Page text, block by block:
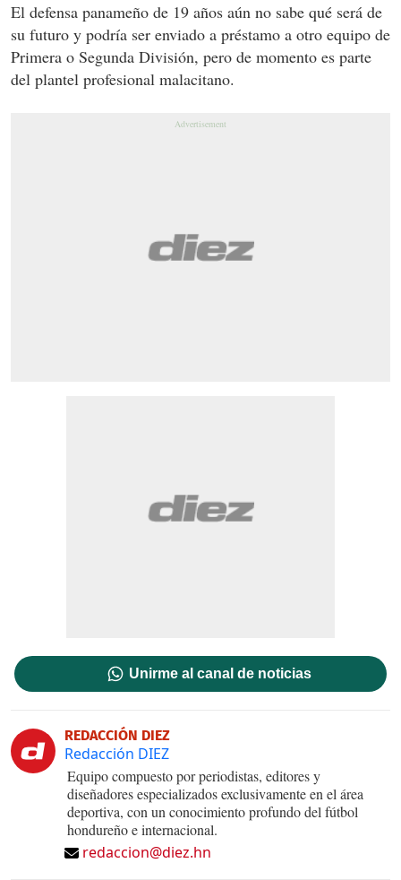
El defensa panameño de 19 años aún no sabe qué será de
su futuro y podría ser enviado a préstamo a otro equipo de
Primera o Segunda División, pero de momento es parte
del plantel profesional malacitano.
Unirme al canal de noticias
REDACCIÓN DIEZ
Redacción DIEZ
Equipo compuesto por periodistas, editores y
diseñadores especializados exclusivamente en el área
deportiva, con un conocimiento profundo del fútbol
hondureño e internacional.
redaccion@diez.hn